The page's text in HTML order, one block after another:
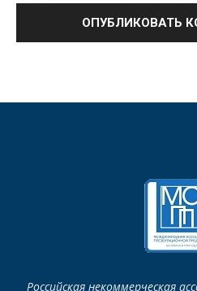
Российская некоммерческая